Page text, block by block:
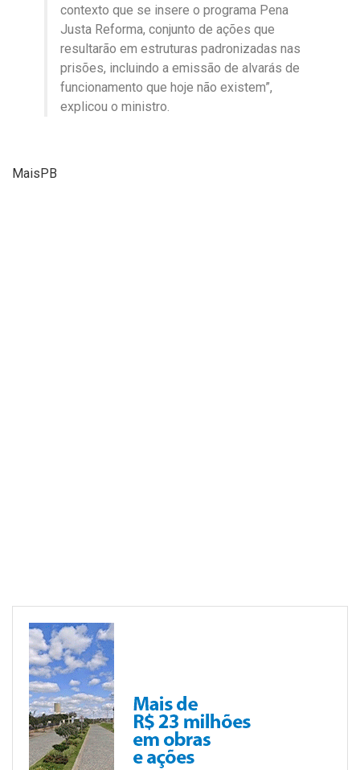
contexto que se insere o programa Pena
Justa Reforma, conjunto de ações que
resultarão em estruturas padronizadas nas
prisões, incluindo a emissão de alvarás de
funcionamento que hoje não existem”,
explicou o ministro.
MaisPB